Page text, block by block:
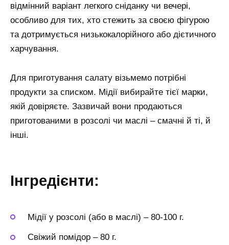
відмінний варіант легкого сніданку чи вечері,
особливо для тих, хто стежить за своєю фігурою
та дотримується низькокалорійного або дієтичного
харчування.
Для приготування салату візьмемо потрібні
продукти за списком. Мідії вибирайте тієї марки,
якій довіряєте. Зазвичай вони продаються
приготованими в розсолі чи маслі – смачні й ті, й
інші.
Інгредієнти:
Мідії у розсолі (або в маслі) – 80-100 г.
Свіжий помідор – 80 г.